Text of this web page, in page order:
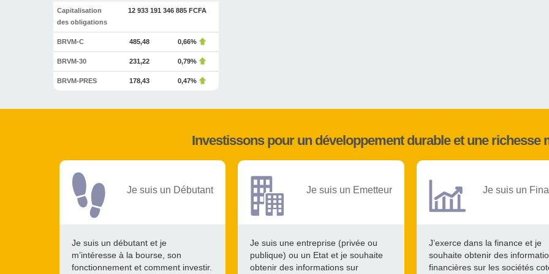
Capitalisation
des obligations
12 933 191 346 885 FCFA
BRVM-C 485,48 0,66%
BRVM-30 231,22 0,79%
BRVM-PRES 178,43 0,47%
Investissons pour un développement durable et une richesse
Je suis un Débutant
Je suis un débutant et je
m’intéresse à la bourse, son
fonctionnement et comment investir.
Je suis un Emetteur
Je suis une entreprise (privée ou
publique) ou un Etat et je souhaite
obtenir des informations sur
Je suis un
J’exerce dans la finance et je
souhaite obtenir des
financières sur les sociétés